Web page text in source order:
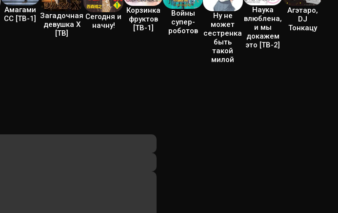
Амагами
СС [ТВ-1]
Загадочная
девушка Х
[ТВ]
Сегодня и
начну!
Корзинка
фруктов
[ТВ-1]
Войны
супер-
роботов
Ну не
может
сестренка
быть
такой
милой
Наука
влюблена,
и мы
докажем
это [ТВ-2]
Агэтаро,
DJ
Тонкацу